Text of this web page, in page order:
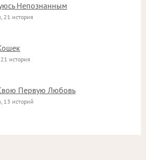
Непознанным
21 история
история
Первую Любовь
13 историй